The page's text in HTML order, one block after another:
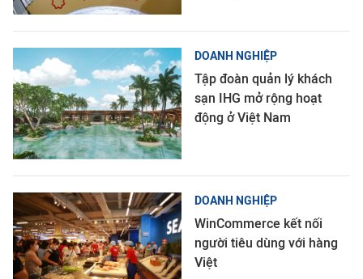
DOANH NGHIỆP
Tập đoàn quản lý khách
sạn IHG mở rộng hoạt
động ở Việt Nam
DOANH NGHIỆP
WinCommerce kết nối
người tiêu dùng với hàng
Việt